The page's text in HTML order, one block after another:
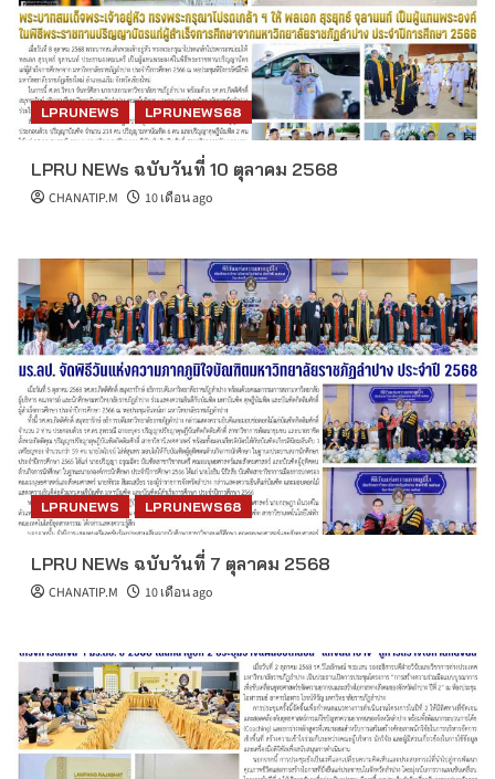
LPRUNEWS LPRUNEWS68
LPRU NEWs ฉบับวันที่ 10 ตุลาคม 2568
CHANATIP.M 10 เดือน ago
LPRUNEWS LPRUNEWS68
LPRU NEWs ฉบับวันที่ 7 ตุลาคม 2568
CHANATIP.M 10 เดือน ago